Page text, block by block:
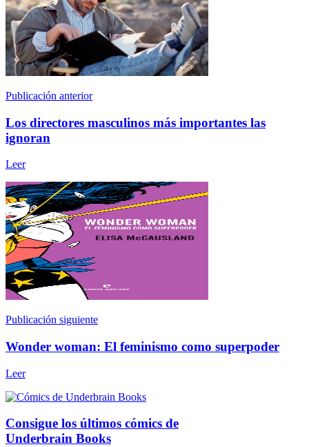
Publicación anterior
Los directores masculinos más importantes las
ignoran
Leer
Publicación siguiente
Wonder woman: El feminismo como superpoder
Leer
Consigue los últimos cómics de
Underbrain Books